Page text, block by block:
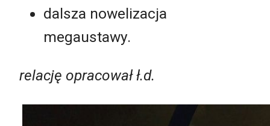
dalsza nowelizacja
megaustawy.
relację opracował ł.d.